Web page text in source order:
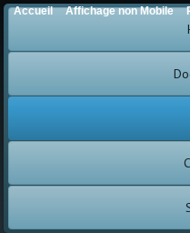
Accueil Affichage non Mobile